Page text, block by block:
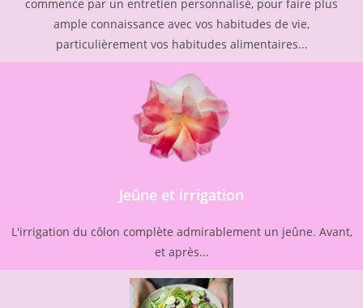
commence par un entretien personnalisé, pour faire plus
ample connaissance avec vos habitudes de vie,
particulièrement vos habitudes alimentaires...
Jeûne et irrigation
L'irrigation du côlon complète admirablement un jeûne. Avant,
et après...